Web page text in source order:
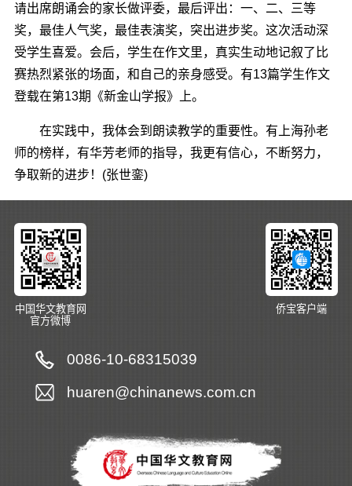
请出席朗诵会的家长做评委，最后评出：一、二、三等
奖，最佳人气奖，最佳表演奖，突出进步奖。这次活动深
受学生喜爱。会后，学生在作文里，真实生动地记叙了比
赛热烈紧张的场面，和自己的亲身感受。有13篇学生作文
登载在第13期《新金山学报》上。
在实践中，我体会到朗读教学的重要性。有上海孙老
师的榜样，有华芳老师的指导，我更有信心，不断努力，
争取新的进步！(张世銮)
中国华文教育网
官方微博
侨宝客户端
0086-10-68315039
huaren@chinanews.com.cn